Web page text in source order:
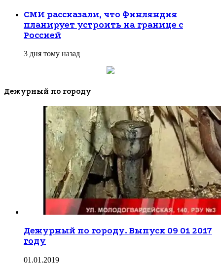
СМИ рассказали, что Финляндия
планирует устроить на границе с
Россией
3 дня тому назад
Дежурный по городу
Дежурный по городу. Выпуск 09 01 2017
году
01.01.2019